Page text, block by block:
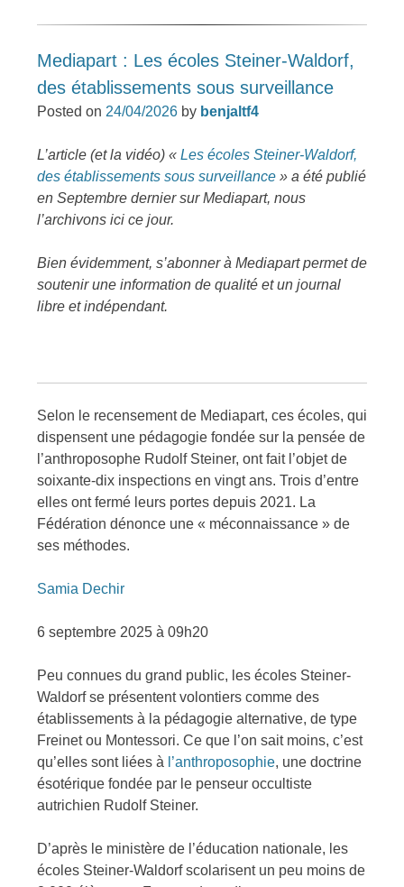
Mediapart : Les écoles Steiner-Waldorf,
des établissements sous surveillance
Posted on 24/04/2026 by benjaltf4
L’article (et la vidéo) «Les écoles Steiner-Waldorf,
des établissements sous surveillance » a été publié
en Septembre dernier sur Mediapart, nous
l’archivons ici ce jour.
Bien évidemment, s’abonner à Mediapart permet de
soutenir une information de qualité et un journal
libre et indépendant.
Selon le recensement de Mediapart, ces écoles, qui
dispensent une pédagogie fondée sur la pensée de
l’anthroposophe Rudolf Steiner, ont fait l’objet de
soixante-dix inspections en vingt ans. Trois d’entre
elles ont fermé leurs portes depuis 2021. La
Fédération dénonce une « méconnaissance » de
ses méthodes.
Samia Dechir
6 septembre 2025 à 09h20
Peu connues du grand public, les écoles Steiner-
Waldorf se présentent volontiers comme des
établissements à la pédagogie alternative, de type
Freinet ou Montessori. Ce que l’on sait moins, c’est
qu’elles sont liées à l’anthroposophie, une doctrine
ésotérique fondée par le penseur occultiste
autrichien Rudolf Steiner.
D’après le ministère de l’éducation nationale, les
écoles Steiner-Waldorf scolarisent un peu moins de